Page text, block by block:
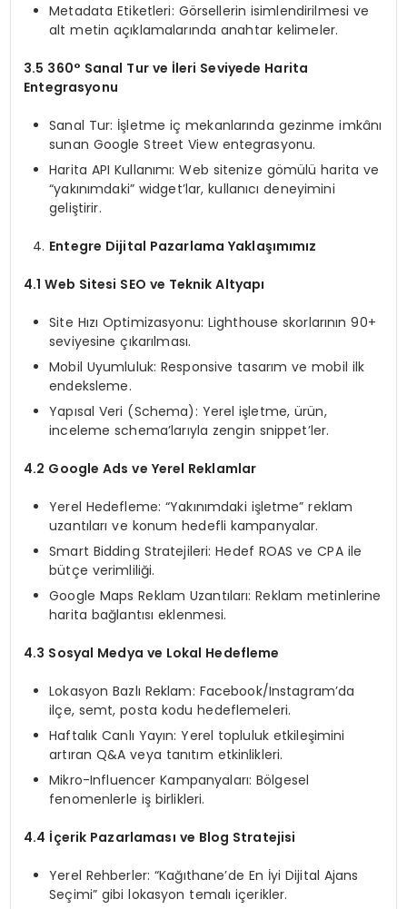
Metadata Etiketleri: Görsellerin isimlendirilmesi ve
alt metin açıklamalarında anahtar kelimeler.
3.5 360° Sanal Tur ve İleri Seviyede Harita
Entegrasyonu
Sanal Tur: İşletme iç mekanlarında gezinme imkânı
sunan Google Street View entegrasyonu.
Harita API Kullanımı: Web sitenize gömülü harita ve
“yakınımdaki” widget’lar, kullanıcı deneyimini
geliştirir.
Entegre Dijital Pazarlama Yaklaşımımız
4.1 Web Sitesi SEO ve Teknik Altyapı
Site Hızı Optimizasyonu: Lighthouse skorlarının 90+
seviyesine çıkarılması.
Mobil Uyumluluk: Responsive tasarım ve mobil ilk
endeksleme.
Yapısal Veri (Schema): Yerel işletme, ürün,
inceleme schema’larıyla zengin snippet’ler.
4.2 Google Ads ve Yerel Reklamlar
Yerel Hedefleme: “Yakınımdaki işletme” reklam
uzantıları ve konum hedefli kampanyalar.
Smart Bidding Stratejileri: Hedef ROAS ve CPA ile
bütçe verimliliği.
Google Maps Reklam Uzantıları: Reklam metinlerine
harita bağlantısı eklenmesi.
4.3 Sosyal Medya ve Lokal Hedefleme
Lokasyon Bazlı Reklam: Facebook/Instagram’da
ilçe, semt, posta kodu hedeflemeleri.
Haftalık Canlı Yayın: Yerel topluluk etkileşimini
artıran Q&A veya tanıtım etkinlikleri.
Mikro-Influencer Kampanyaları: Bölgesel
fenomenlerle iş birlikleri.
4.4 İçerik Pazarlaması ve Blog Stratejisi
Yerel Rehberler: “Kağıthane’de En İyi Dijital Ajans
Seçimi” gibi lokasyon temalı içerikler.